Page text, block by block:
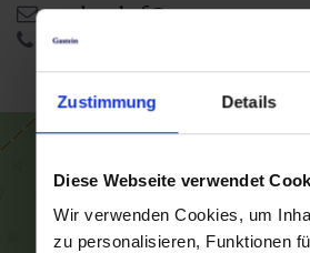
Zustimmung Details
Diese Webseite verwendet
Wir verwenden Cookies, um
zu personalisieren, Funktionen
grabnerhof@aon.at
+43 664 28 20 717